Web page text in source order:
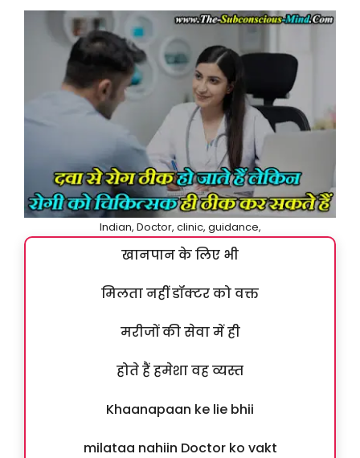
Indian, Doctor, clinic, guidance,
खानपान के लिए भी
मिलता नहीं डॉक्टर को वक्त
मरीजों की सेवा में ही
होते हैं हमेशा वह व्यस्त
Khaanapaan ke lie bhii
milataa nahiin Doctor ko vakt